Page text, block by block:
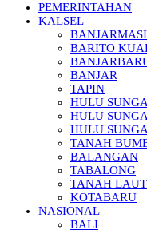
PEMERINTAHAN
KALSEL
BARITO
BANJAR
TAPIN
HULU
HULU
HULU
TANAH
BALANGAN
TABALONG
TANAH LAUT
KOTABARU
NASIONAL
BALI